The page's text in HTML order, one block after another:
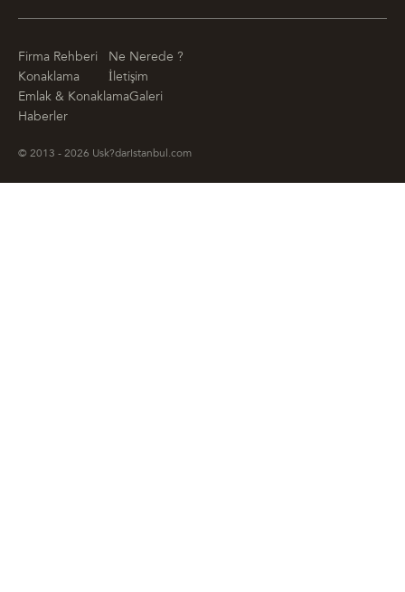
Firma Rehberi
Ne Nerede ?
Konaklama
İletişim
Emlak & KonaklamaGaleri
Haberler
© 2013 - 2026 Usk?darIstanbul.com